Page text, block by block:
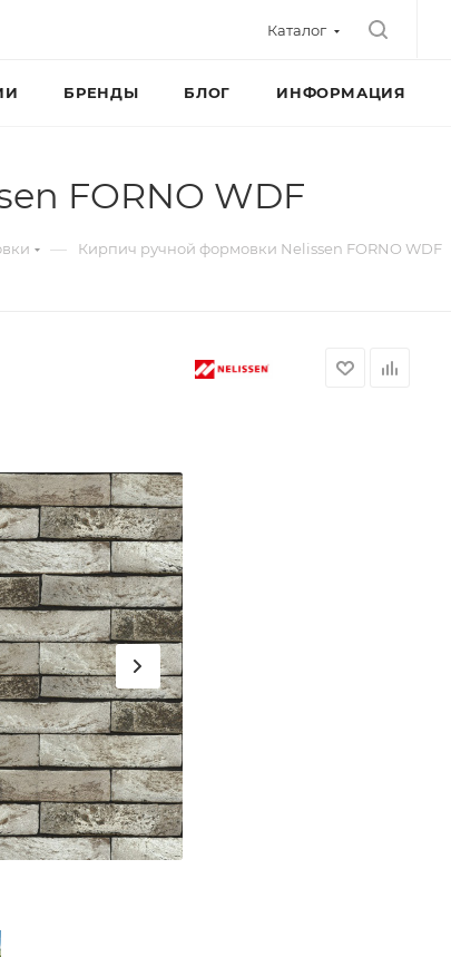
Каталог
БРЕНДЫ БЛОГ ИНФОРМАЦИЯ
FORNO WDF
— Кирпич ручной формовки Nelissen FORNO WDF